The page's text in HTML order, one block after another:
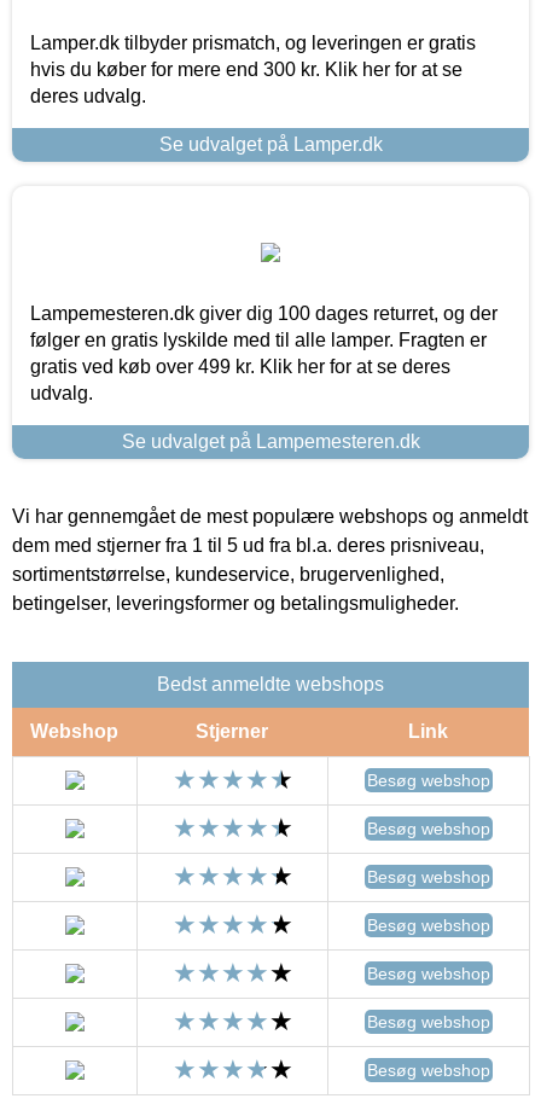
Lamper.dk tilbyder prismatch, og leveringen er gratis
hvis du køber for mere end 300 kr. Klik her for at se
deres udvalg.
Se udvalget på Lamper.dk
Lampemesteren.dk giver dig 100 dages returret, og der
følger en gratis lyskilde med til alle lamper. Fragten er
gratis ved køb over 499 kr. Klik her for at se deres
udvalg.
Se udvalget på Lampemesteren.dk
Vi har gennemgået de mest populære webshops og anmeldt
dem med stjerner fra 1 til 5 ud fra bl.a. deres prisniveau,
sortimentstørrelse, kundeservice, brugervenlighed,
betingelser, leveringsformer og betalingsmuligheder.
Bedst anmeldte webshops
Webshop Stjerner Link
Besøg webshop
Besøg webshop
Besøg webshop
Besøg webshop
Besøg webshop
Besøg webshop
Besøg webshop